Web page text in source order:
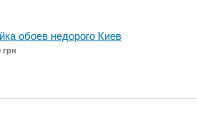
обоев недорого Киев
грн